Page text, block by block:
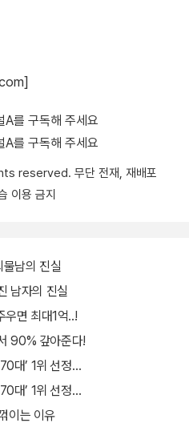
를 구독해 주세요
를 구독해 주세요
reserved. 무단 전재, 재배포
이용 금지